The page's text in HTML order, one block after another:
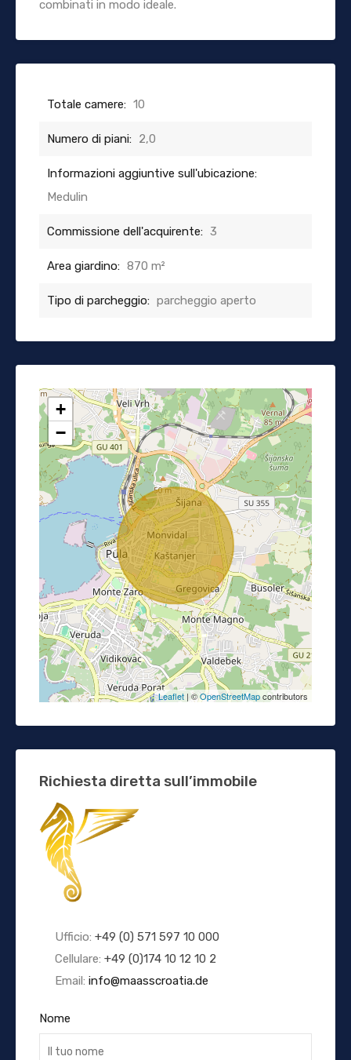
combinati in modo ideale.
Totale camere: 10
Numero di piani: 2,0
Informazioni aggiuntive sull'ubicazione:
Medulin
Commissione dell'acquirente: 3
Area giardino: 870 m²
Tipo di parcheggio: parcheggio aperto
+
−
Leaflet | ©OpenStreetMapcontributors
Richiesta diretta sull’immobile
Ufficio: +49 (0) 571 597 10 000
Cellulare: +49 (0)174 10 12 10 2
Email: info@maasscroatia.de
Nome